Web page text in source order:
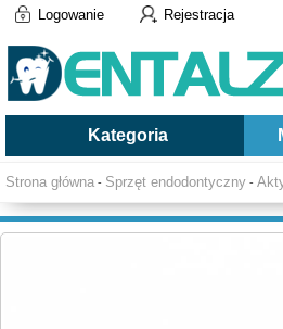
Logowanie Rejestracja
Kategoria
Strona główna - Sprzęt endodontyczny -